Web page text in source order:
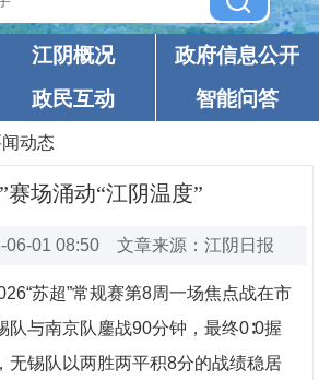
江阴概况
政府信息公开
政民互动 智能问答
动态
赛场涌动“江阴温度”
06-01 08:50 文章来源：江阴日报
苏超”常规赛第8周一场焦点战在市
队与南京队鏖战90分钟，最终0∶0握
无锡队以两胜两平积8分的战绩稳居